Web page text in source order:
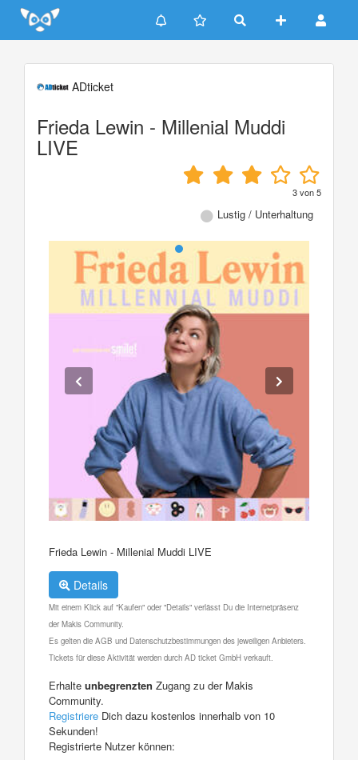
Update cookies preferences
ADticket
Frieda Lewin - Millenial Muddi
LIVE
3von5
Lustig / Unterhaltung
Frieda Lewin - Millenial Muddi LIVE
Details
Mit einem Klick auf "Kaufen" oder "Details" verlässt Du die Internetpräsenz
der Makis Community.
Es gelten die AGB und Datenschutzbestimmungen des jeweiligen Anbieters.
Tickets für diese Aktivität werden durch AD ticket GmbH verkauft.
Erhalte unbegrenzten Zugang zu der Makis
Community.
Registriere Dich dazu kostenlos innerhalb von 10
Sekunden!
Registrierte Nutzer können: